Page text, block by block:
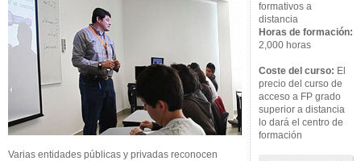
Varias entidades públicas y privadas reconocen
formativos a
distancia
Horas de formación:
2,000 horas
Coste del curso: El
precio del curso de
acceso a FP grado
superior a distancia
lo dará el centro de
formación